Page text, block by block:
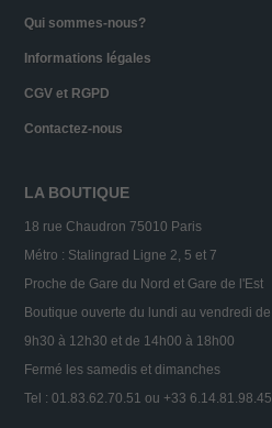
Qui sommes-nous?
Informations légales
CGV et RGPD
Contactez-nous
LA BOUTIQUE
18 rue Chaudron 75010 Paris
Métro : Stalingrad Ligne 2, 5 et 7
Proche de Gare du Nord et Gare de l'Est
Boutique ouverte du lundi au vendredi de
9h30 à 12h30 et de 14h00 à 18h00
Fermé les samedis et dimanches
Tel : 01.83.62.70.51 ou +33 6.14.81.98.45